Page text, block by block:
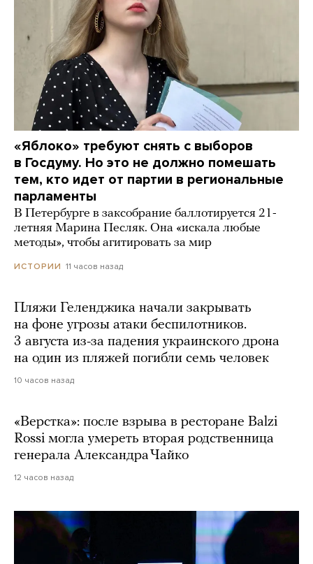
«Яблоко» требуют снять с выборов
в Госдуму. Но это не должно помешать
тем, кто идет от партии в региональные
парламенты
В Петербурге в заксобрание баллотируется 21-
летняя Марина Песляк. Она «искала любые
методы», чтобы агитировать за мир
ИСТОРИИ 11 часов назад
Пляжи Геленджика начали закрывать
на фоне угрозы атаки беспилотников.
3 августа из-за падения украинского дрона
на один из пляжей погибли семь человек
10 часов назад
«Верстка»: после взрыва в ресторане Balzi
Rossi могла умереть вторая родственница
генерала Александра Чайко
12 часов назад